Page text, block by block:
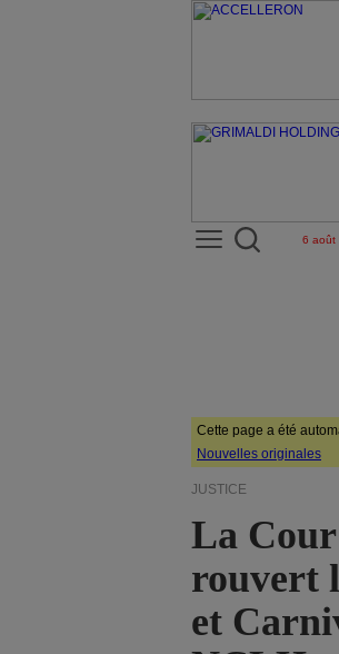
6 août
Cette page a été
Nouvelles originales
JUSTICE
La Cour
rouvert
et